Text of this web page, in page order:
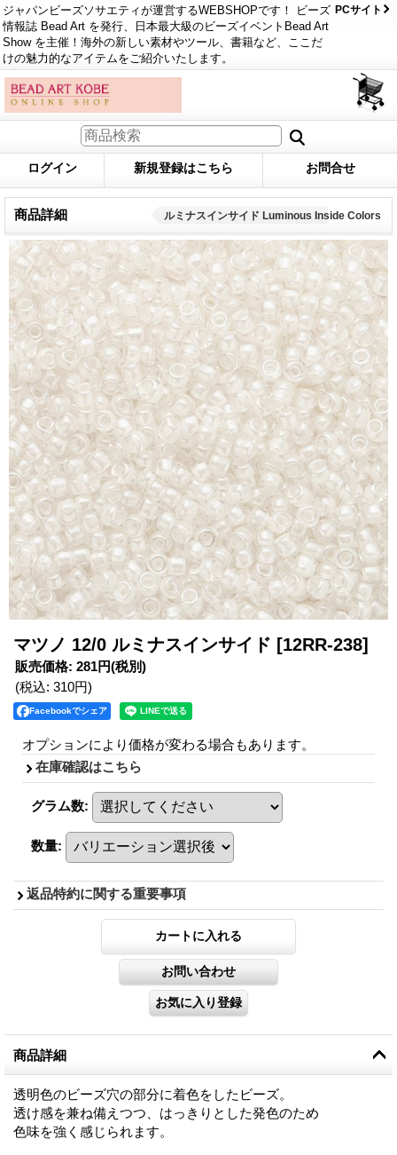
ジャパンビーズソサエティが運営するWEBSHOPです！ ビーズ
情報誌 Bead Art を発行、日本最大級のビーズイベントBead Art
Show を主催！海外の新しい素材やツール、書籍など、ここだ
けの魅力的なアイテムをご紹介いたします。
PCサイト
ログイン 新規登録はこちら お問合せ
商品詳細 ルミナスインサイド Luminous Inside Colors
マツノ 12/0 ルミナスインサイド [12RR-238]
販売価格: 281円(税別)
(税込: 310円)
Facebookでシェア
オプションにより価格が変わる場合もあります。
在庫確認はこちら
グラム数:
数量:
返品特約に関する重要事項
商品詳細
透明色のビーズ穴の部分に着色をしたビーズ。
透け感を兼ね備えつつ、はっきりとした発色のため
色味を強く感じられます。